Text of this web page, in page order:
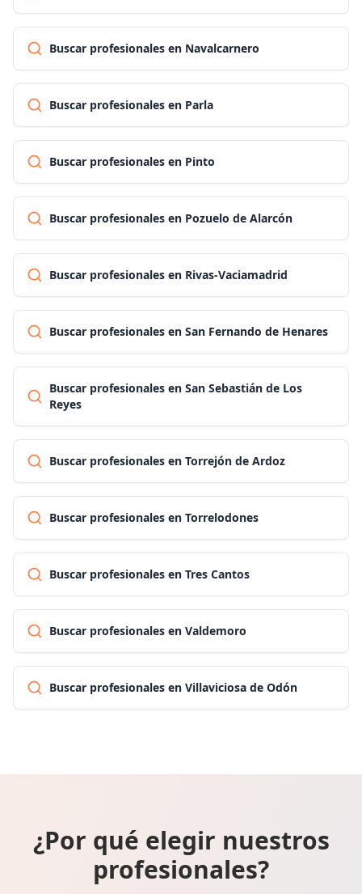
Buscar profesionales en Navalcarnero
Buscar profesionales en Parla
Buscar profesionales en Pinto
Buscar profesionales en Pozuelo de Alarcón
Buscar profesionales en Rivas-Vaciamadrid
Buscar profesionales en San Fernando de Henares
Buscar profesionales en San Sebastián de Los
Reyes
Buscar profesionales en Torrejón de Ardoz
Buscar profesionales en Torrelodones
Buscar profesionales en Tres Cantos
Buscar profesionales en Valdemoro
Buscar profesionales en Villaviciosa de Odón
¿Por qué elegir nuestros
profesionales?